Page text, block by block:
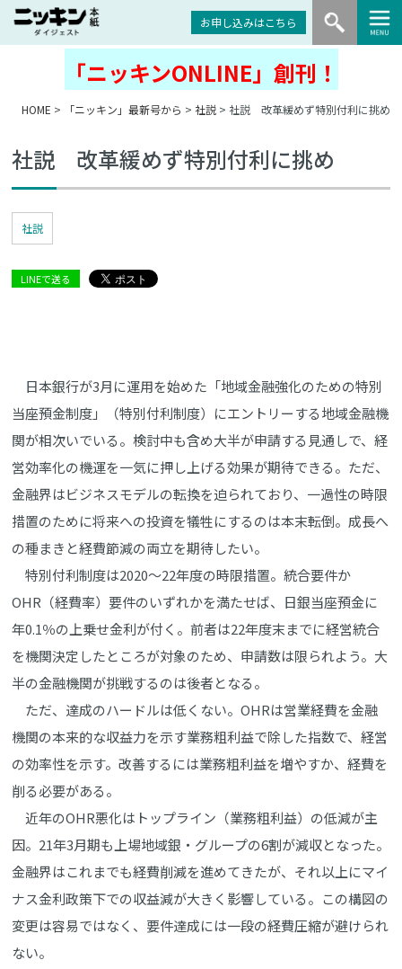
お申し込みはこちら
「ニッキンONLINE」創刊！
HOME > 「ニッキン」最新号から > 社説> 社説 改革緩めず特別付利に挑め
社説 改革緩めず特別付利に挑め
社説
LINEで送る
日本銀行が3月に運用を始めた「地域金融強化のための特別
当座預金制度」（特別付利制度）にエントリーする地域金融機
関が相次いでいる。検討中も含め大半が申請する見通しで、経
営効率化の機運を一気に押し上げる効果が期待できる。ただ、
金融界はビジネスモデルの転換を迫られており、一過性の時限
措置のために将来への投資を犠牲にするのは本末転倒。成長へ
の種まきと経費節減の両立を期待したい。
特別付利制度は2020～22年度の時限措置。統合要件か
OHR（経費率）要件のいずれかを満たせば、日銀当座預金に
年0.1％の上乗せ金利が付く。前者は22年度末までに経営統合
を機関決定したところが対象のため、申請数は限られよう。大
半の金融機関が挑戦するのは後者となる。
ただ、達成のハードルは低くない。OHRは営業経費を金融
機関の本来的な収益力を示す業務粗利益で除した指数で、経営
の効率性を示す。改善するには業務粗利益を増やすか、経費を
削る必要がある。
近年のOHR悪化はトップライン（業務粗利益）の低減が主
因。21年3月期も上場地域銀・グループの6割が減収となった。
金融界はこれまでも経費削減を進めてきたが、それ以上にマイ
ナス金利政策下での収益減が大きく影響している。この構図の
変更は容易ではなく、要件達成には一段の経費圧縮が避けられ
ない。